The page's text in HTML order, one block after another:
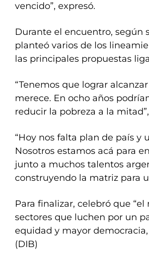
vencido”, expresó.
Durante el encuentro, según
planteó varios de los
las principales propuestas
“Tenemos que lograr
merece. En ocho años
reducir la pobreza a la
“Hoy nos falta plan de país y
Nosotros estamos acá para
junto a muchos talentos
construyendo la matriz para
Para finalizar, celebró que
sectores que luchen por un
equidad y mayor
(DIB)